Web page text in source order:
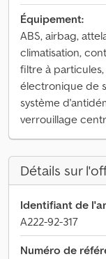
Équipement:
ABS, airbag,
climatisation,
filtre à
électronique de
système
verrouillage
Détails sur
Identifiant de
A222-92-317
Numéro de